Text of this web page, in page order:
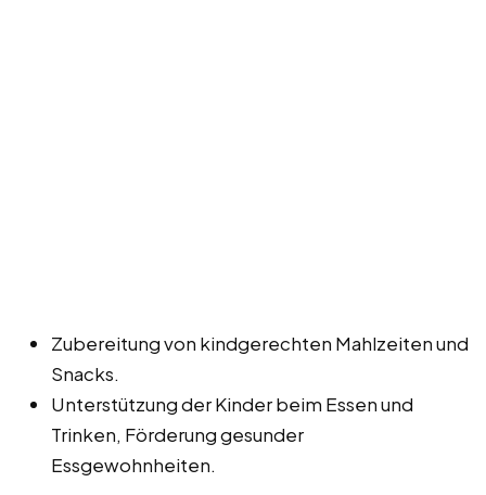
Zubereitung von kindgerechten Mahlzeiten und
Snacks.
Unterstützung der Kinder beim Essen und
Trinken, Förderung gesunder
Essgewohnheiten.